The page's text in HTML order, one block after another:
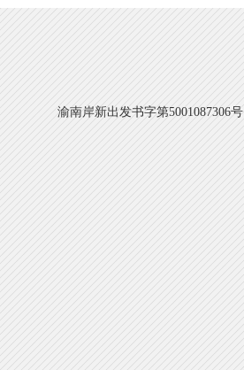
渝南岸新出发书字第5001087306号